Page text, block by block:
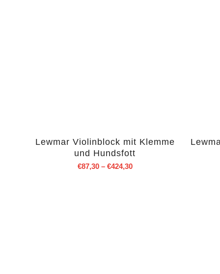
Lewmar Violinblock mit Klemme
und Hundsfott
€87,30– €424,30